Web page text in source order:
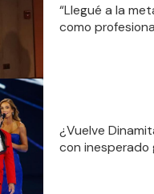
“Llegué a la
como
¿Vuelve
con inesperado